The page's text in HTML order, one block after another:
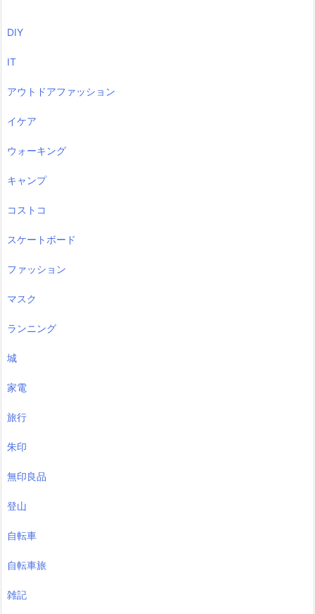
DIY
IT
アウトドアファッション
イケア
ウォーキング
キャンプ
コストコ
スケートボード
ファッション
マスク
ランニング
城
家電
旅行
朱印
無印良品
登山
自転車
自転車旅
雑記